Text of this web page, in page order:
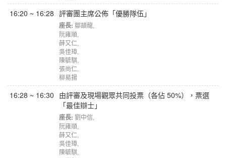
16:20 ~ 16:28 評審團主席公佈「優勝隊伍」
座長: 鄒頡龍,
阮雍順,
薛又仁,
吳佳璋,
陳毓騏,
張尚仁,
柳易揚
16:28 ~ 16:30 由評審及現場觀眾共同投票（各佔 50%），票選
「最佳辯士」
座長: 劉中信,
阮雍順,
薛又仁,
吳佳璋,
陳毓騏,